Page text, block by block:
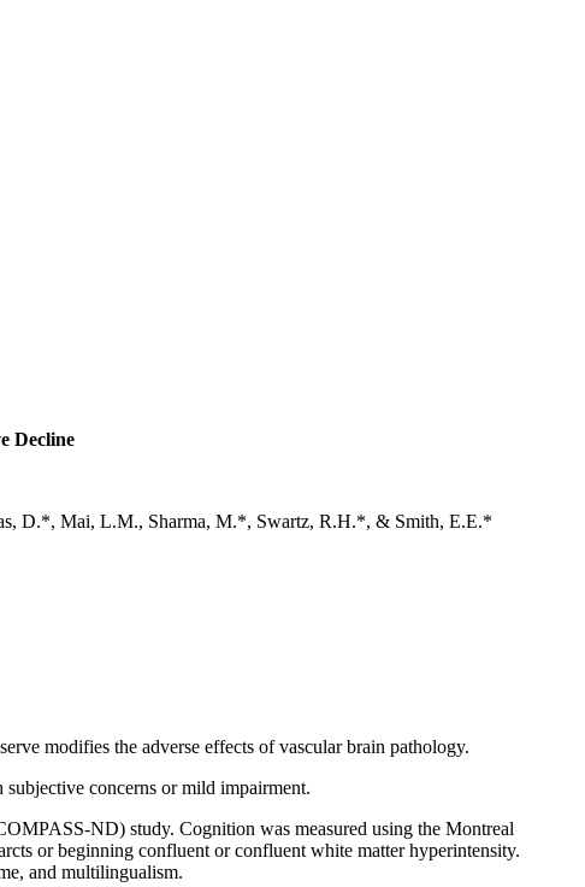
Decline
D.*, Mai, L.M., Sharma, M.*, Swartz, R.H.*, & Smith, E.E.*
modifies the adverse effects of vascular brain pathology.
concerns or mild impairment.
ND) study. Cognition was measured using the Montreal
or beginning confluent or confluent white matter hyperintensity.
and multilingualism.